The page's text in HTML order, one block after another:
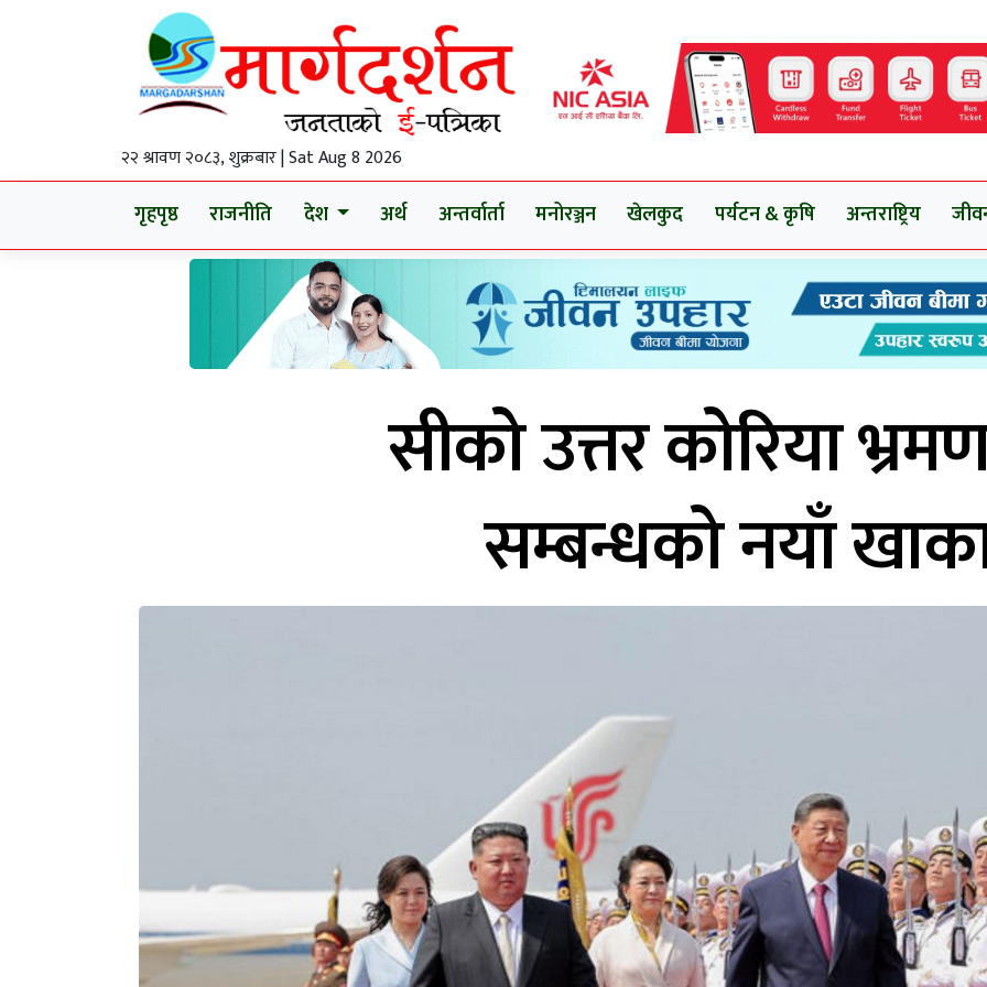
२२ श्रावण २०८३, शुक्रबार | Sat Aug 8 2026
गृहपृष्ठ राजनीति देश अर्थ अन्तर्वार्ता मनोरञ्जन खेलकुद पर्यटन & कृषि अन्तराष्ट्रिय
सीको उत्तर कोरिया
सम्बन्धको नयाँ